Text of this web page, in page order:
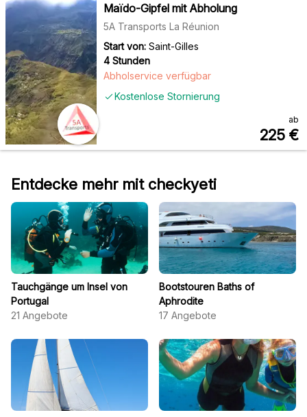
Maïdo-Gipfel mit Abholung
5A Transports La Réunion
Start von: Saint-Gilles
4 Stunden
Kostenlose Stornierung
Abholservice verfügbar
ab
225 €
Entdecke mehr mit checkyeti
Tauchgänge um Insel von
Portugal
21 Angebote
Bootstouren Baths of
Aphrodite
17 Angebote